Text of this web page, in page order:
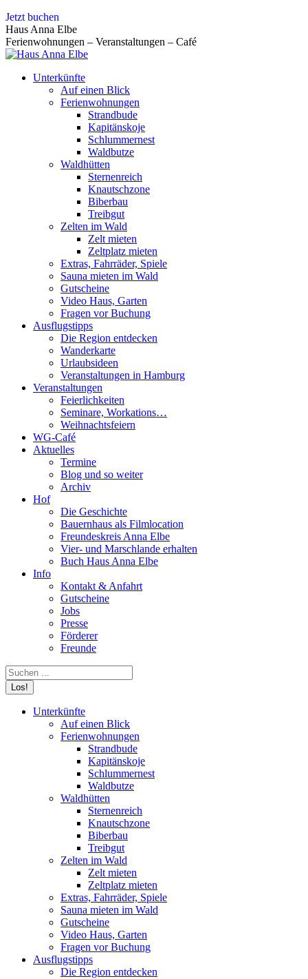
Zum
Inhalt
springen
Jetzt buchen
Haus Anna Elbe
Ferienwohnungen – Veranstaltungen – Café
Unterkünfte
Auf einen Blick
Ferienwohnungen
Strandbude
Kapitänskoje
Schlummernest
Waldbutze
Waldhütten
Sternenreich
Knautschzone
Biberbau
Treibgut
Zelten im Wald
Zelt mieten
Zeltplatz mieten
Extras, Fahrräder, Spiele
Sauna mieten im Wald
Gutscheine
Video Haus, Garten
Fragen vor Buchung
Ausflugstipps
Die Region entdecken
Wanderkarte
Urlaubsideen
Veranstaltungen in Hamburg
Veranstaltungen
Feierlichkeiten
Seminare, Workations…
Weihnachtsfeiern
WG-Café
Aktuelles
Termine
Blog und so weiter
Archiv
Hof
Die Geschichte
Bauernhaus als Filmlocation
Freundeskreis Anna Elbe
Vier- und Marschlande erhalten
Buch Haus Anna Elbe
Info
Kontakt & Anfahrt
Gutscheine
Jobs
Presse
Förderer
Freunde
Search:
Unterkünfte
Auf einen Blick
Ferienwohnungen
Strandbude
Kapitänskoje
Schlummernest
Waldbutze
Waldhütten
Sternenreich
Knautschzone
Biberbau
Treibgut
Zelten im Wald
Zelt mieten
Zeltplatz mieten
Extras, Fahrräder, Spiele
Sauna mieten im Wald
Gutscheine
Video Haus, Garten
Fragen vor Buchung
Ausflugstipps
Die Region entdecken